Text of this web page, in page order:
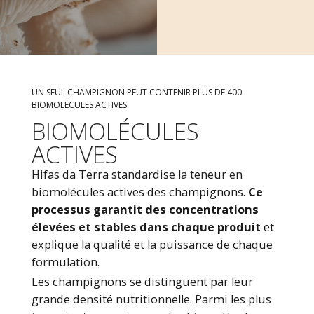
UN SEUL CHAMPIGNON PEUT CONTENIR PLUS DE 400
BIOMOLÉCULES ACTIVES
BIOMOLÉCULES
ACTIVES
Hifas da Terra standardise la teneur en
biomolécules actives des champignons. Ce
processus garantit des concentrations
élevées et stables dans chaque produit et
explique la qualité et la puissance de chaque
formulation.
Les champignons se distinguent par leur
grande densité nutritionnelle. Parmi les plus